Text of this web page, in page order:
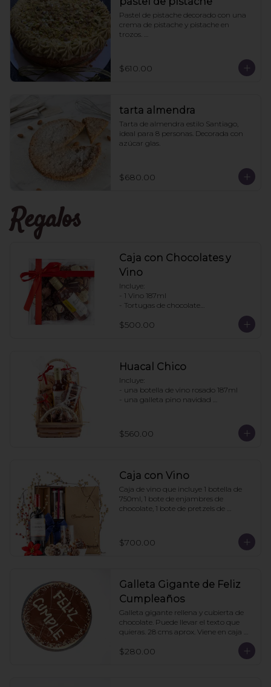
Pastel de pistache decorado con una
crema de pistache y pistache en
trozos.
los que les guste más el pan húmedo.
6 personas
$610.00
tarta almendra
Tarta de almendra estilo Santiago,
ideal para 8 personas. Decorada con
azúcar glas.
$680.00
Regalos
Caja con Chocolates y
Vino
Incluye:
- 1 Vino 187ml
- Tortugas de chocolate
- Pretzels con chocolate
$500.00
Huacal Chico
Incluye:
- una botella de vino rosado 187ml
- una galleta pino navidad
- 1 bolsa enjambres de chocolate
- 1 bote pretzels con chocolate
$560.00
Caja con Vino
Caja de vino que incluye 1 botella de
750ml, 1 bote de enjambres de
chocolate, 1 bote de pretzels de
6 días de anticipación. Mínimo de
pedido: 3 cajas
$700.00
Galleta Gigante de Feliz
Cumpleaños
Galleta gigante rellena y cubierta de
chocolate. Puede llevar el texto que
quieras. 28 cms aprox. Viene en caja
$280.00